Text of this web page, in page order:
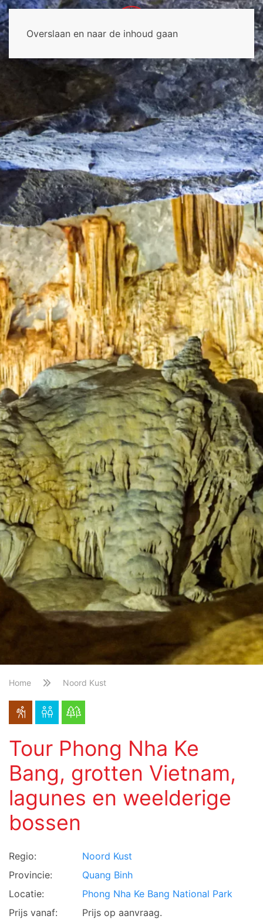
Overslaan en naar de inhoud gaan
Home Noord Kust
Tour Phong Nha Ke
Bang, grotten Vietnam,
lagunes en weelderige
bossen
Regio:
Noord Kust
Provincie:
Quang Binh
Locatie:
Phong Nha Ke Bang National Park
Prijs vanaf:
Prijs op aanvraag.